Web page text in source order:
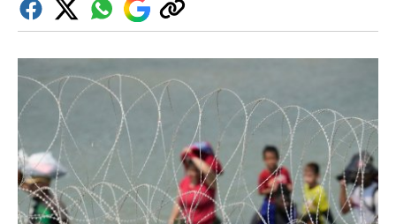
FacebookTwitterWhatsapp
Google
Discover
Copiar
enlace